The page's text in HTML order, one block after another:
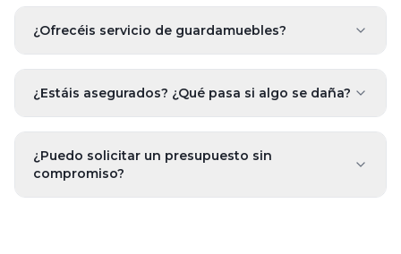
¿Ofrecéis servicio de guardamuebles?
¿Estáis asegurados? ¿Qué pasa si algo se daña?
¿Puedo solicitar un presupuesto sin
compromiso?